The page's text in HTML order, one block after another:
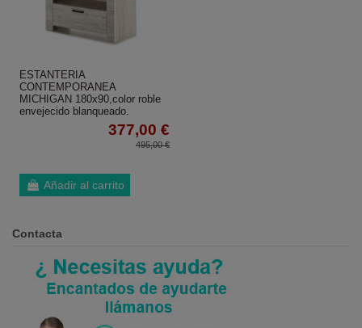
ESTANTERIA
CONTEMPORANEA
MICHIGAN 180x90,color roble
envejecido blanqueado.
377,00 €
495,00 €
Añadir al carrito
Contacta